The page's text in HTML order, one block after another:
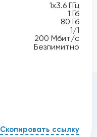
1x3.6 ГГц
1 Гб
80 Гб
1/1
200 Мбит/с
Безлимитно
Скопировать ссылку